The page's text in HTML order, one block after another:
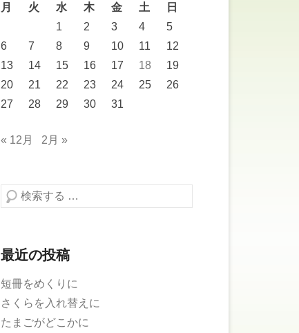
月
火 水 木 金 土
日
1
2 3 4
5
6
7 8 9 10 11
12
13
14 15 16 17 18
19
20
21 22 23 24 25
26
27
28 29 30 31
« 12月 2月 »
検索する
最近の投稿
短冊をめくりに
さくらを入れ替えに
たまごがどこかに